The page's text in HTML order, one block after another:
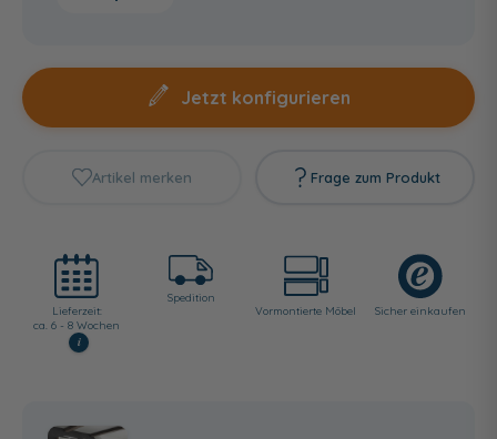
Jetzt konfigurieren
Artikel merken Frage zum Produkt
Lieferzeit:
ca. 6 - 8 Wochen
i
Spedition
Vormontierte Möbel
Sicher einkaufen